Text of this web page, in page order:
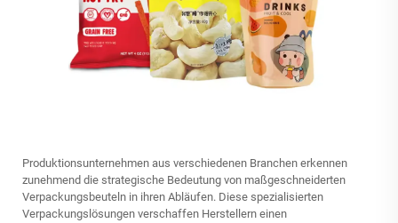
Produktionsunternehmen aus verschiedenen Branchen erkennen
zunehmend die strategische Bedeutung von maßgeschneiderten
Verpackungsbeuteln in ihren Abläufen. Diese spezialisierten
Verpackungslösungen verschaffen Herstellern einen